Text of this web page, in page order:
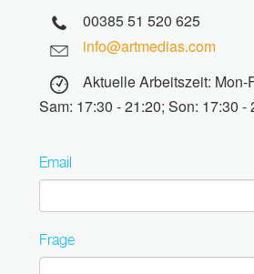
00385 51 520 625
info@artmedias.com
Aktuelle Arbeitszeit: Mon-
Sam: 17:30 - 21:20; Son: 17:30 -
Email
Frage